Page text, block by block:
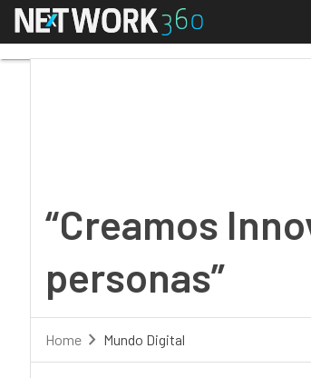
Menú
“Creamos
personas”
Home Mundo Digital